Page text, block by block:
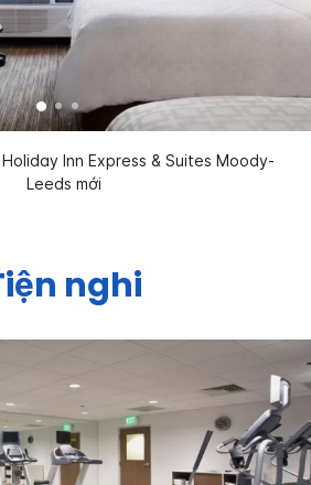
Inn Express & Suites Moody-
Leeds mới
nghi